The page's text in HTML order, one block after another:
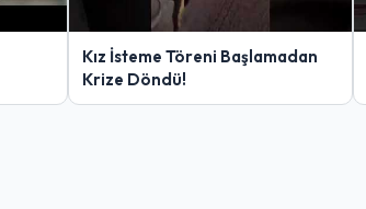
Kız İsteme Töreni Başlamadan
Krize Döndü!